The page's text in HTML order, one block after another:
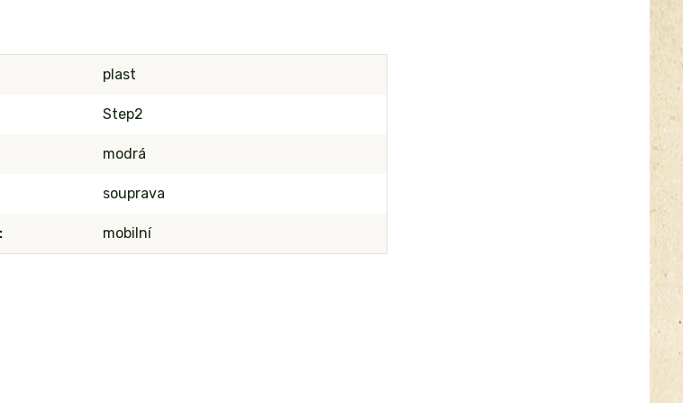
plast
Step2
modrá
souprava
mobilní